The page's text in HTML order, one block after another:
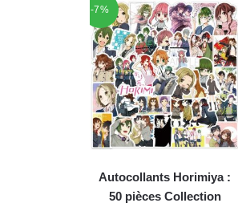
initial
était :
$22.00.
actuel
est :
$18.85.
-7%
Autocollants Horimiya :
50 pièces Collection